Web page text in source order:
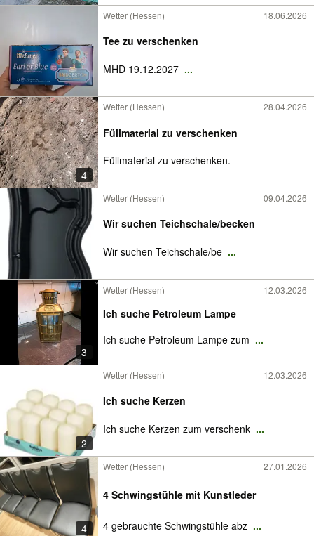
Wetter (Hessen) 18.06.2026
Tee zu verschenken
MHD 19.12.2027 ...
4
Wetter (Hessen) 28.04.2026
Füllmaterial zu verschenken
Füllmaterial zu verschenken.
Wetter (Hessen) 09.04.2026
Wir suchen Teichschale/becken
Wir suchen Teichschale/be ...
3
Wetter (Hessen) 12.03.2026
Ich suche Petroleum Lampe
Ich suche Petroleum Lampe zum ...
2
Wetter (Hessen) 12.03.2026
Ich suche Kerzen
Ich suche Kerzen zum verschenk ...
4
Wetter (Hessen) 27.01.2026
4 Schwingstühle mit Kunstleder
4 gebrauchte Schwingstühle abz ...